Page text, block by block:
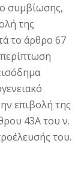
συμβίωσης,
της
το άρθρο 67
επιβολή της
43Α του ν.
του.